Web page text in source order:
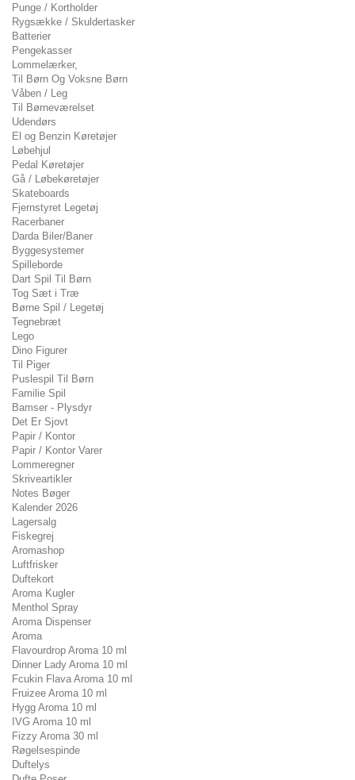
Punge / Kortholder
Rygsække / Skuldertasker
Batterier
Pengekasser
Lommelærker,
Til Børn Og Voksne Børn
Våben / Leg
Til Børneværelset
Udendørs
El og Benzin Køretøjer
Løbehjul
Pedal Køretøjer
Gå / Løbekøretøjer
Skateboards
Fjernstyret Legetøj
Racerbaner
Darda Biler/Baner
Byggesystemer
Spilleborde
Dart Spil Til Børn
Tog Sæt i Træ
Børne Spil / Legetøj
Tegnebræt
Lego
Dino Figurer
Til Piger
Puslespil Til Børn
Familie Spil
Bamser - Plysdyr
Det Er Sjovt
Papir / Kontor
Papir / Kontor Varer
Lommeregner
Skriveartikler
Notes Bøger
Kalender 2026
Lagersalg
Fiskegrej
Aromashop
Luftfrisker
Duftekort
Aroma Kugler
Menthol Spray
Aroma Dispenser
Aroma
Flavourdrop Aroma 10 ml
Dinner Lady Aroma 10 ml
Fcukin Flava Aroma 10 ml
Fruizee Aroma 10 ml
Hygg Aroma 10 ml
IVG Aroma 10 ml
Fizzy Aroma 30 ml
Røgelsespinde
Duftelys